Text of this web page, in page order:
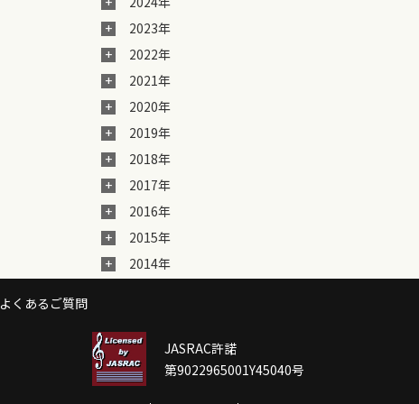
2023年
2022年
2021年
2020年
2019年
2018年
2017年
2016年
2015年
2014年
よくあるご質問
JASRAC許諾
第9022965001Y45040号